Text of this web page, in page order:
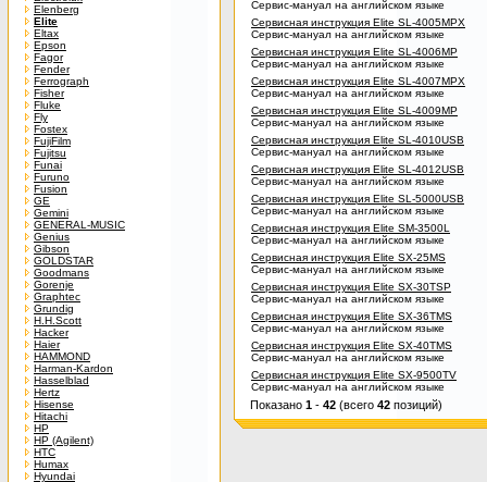
Elenberg
Elite
Eltax
Epson
Fagor
Fender
Ferrograph
Fisher
Fluke
Fly
Fostex
FujiFilm
Fujitsu
Funai
Furuno
Fusion
GE
Gemini
GENERAL-MUSIC
Genius
Gibson
GOLDSTAR
Goodmans
Gorenje
Graphtec
Grundig
H.H.Scott
Hacker
Haier
HAMMOND
Harman-Kardon
Hasselblad
Hertz
Hisense
Hitachi
HP
HP (Agilent)
HTC
Humax
Hyundai
Сервис-мануал на английском языке
Сервисная инструкция Elite SL-4005MPX
Сервис-мануал на английском языке
Сервисная инструкция Elite SL-4006MP
Сервис-мануал на английском языке
Сервисная инструкция Elite SL-4007MPX
Сервис-мануал на английском языке
Сервисная инструкция Elite SL-4009MP
Сервис-мануал на английском языке
Сервисная инструкция Elite SL-4010USB
Сервис-мануал на английском языке
Сервисная инструкция Elite SL-4012USB
Сервис-мануал на английском языке
Сервисная инструкция Elite SL-5000USB
Сервис-мануал на английском языке
Сервисная инструкция Elite SM-3500L
Сервис-мануал на английском языке
Сервисная инструкция Elite SX-25MS
Сервис-мануал на английском языке
Сервисная инструкция Elite SX-30TSP
Сервис-мануал на английском языке
Сервисная инструкция Elite SX-36TMS
Сервис-мануал на английском языке
Сервисная инструкция Elite SX-40TMS
Сервис-мануал на английском языке
Сервисная инструкция Elite SX-9500TV
Сервис-мануал на английском языке
Показано 1 - 42 (всего 42 позиций)